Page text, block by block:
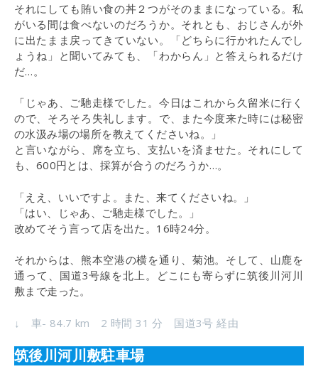
それにしても賄い食の丼２つがそのままになっている。私
がいる間は食べないのだろうか。それとも、おじさんが外
に出たまま戻ってきていない。「どちらに行かれたんでし
ょうね」と聞いてみても、「わからん」と答えられるだけ
だ…。
「じゃあ、ご馳走様でした。今日はこれから久留米に行く
ので、そろそろ失礼します。で、また今度来た時には秘密
の水汲み場の場所を教えてくださいね。」
と言いながら、席を立ち、支払いを済ませた。それにして
も、600円とは、採算が合うのだろうか…。
「ええ、いいですよ。また、来てくださいね。」
「はい、じゃあ、ご馳走様でした。」
改めてそう言って店を出た。16時24分。
それからは、熊本空港の横を通り、菊池。そして、山鹿を
通って、国道3号線を北上。どこにも寄らずに筑後川河川
敷まで走った。
↓ 車- 84.7 km 2 時間 31 分 国道3号 経由
筑後川河川敷駐車場